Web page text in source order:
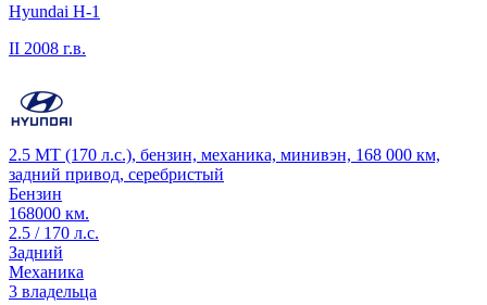
Hyundai H-1
II 2008 г.в.
2.5 MT (170 л.с.), бензин, механика, минивэн, 168 000 км,
задний привод, серебристый
Бензин
168000 км.
2.5 / 170 л.с.
Задний
Механика
3 владельца